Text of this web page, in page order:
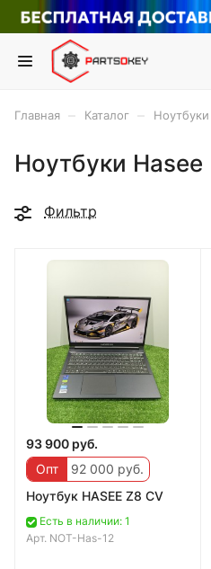
Главная Каталог Ноутбуки
Ноутбуки Hasee
Фильтр
93 900 руб.
Опт
92 000 руб.
Ноутбук HASEE Z8 CV
Есть в наличии: 1
Арт. NOT-Has-12